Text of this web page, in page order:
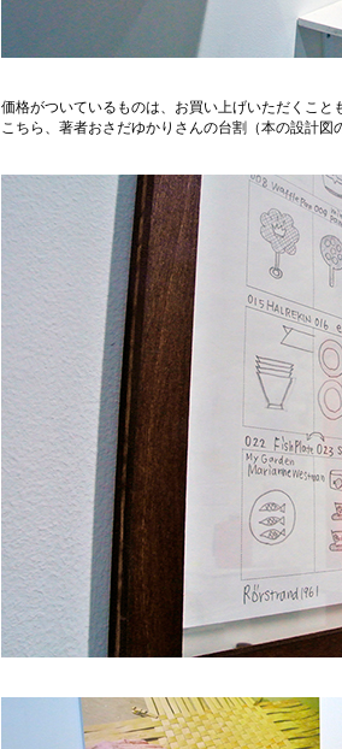
価格がついているものは、お買い上げいただくこと
こちら、著者おさだゆかりさんの台割（本の設計図